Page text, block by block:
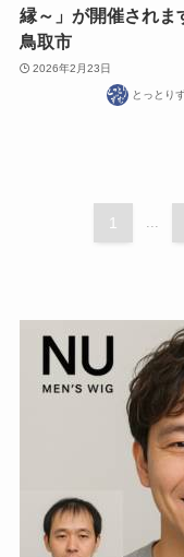
縁～」が開催されま
鳥取市
2026年2月23日
とっとり
1 ...